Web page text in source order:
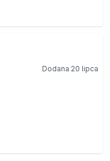
Dodana 20 lipca